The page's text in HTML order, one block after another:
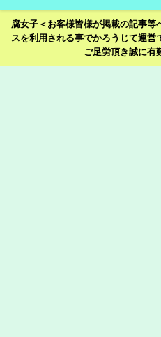
腐女子＜お客様皆様が掲載の記事
スを利用される事でかろうじて運
ご足労頂き誠に有